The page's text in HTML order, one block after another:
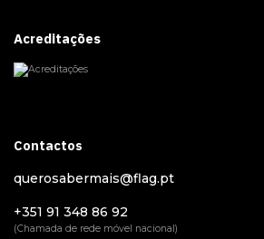
Acreditações
Contactos
querosabermais@flag.pt
+351 91 348 86 92
(Chamada de rede móvel nacional)